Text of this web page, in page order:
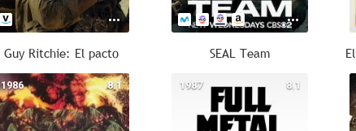
Guy Ritchie: El pacto SEAL Team
8.1
1986 8.1
1987